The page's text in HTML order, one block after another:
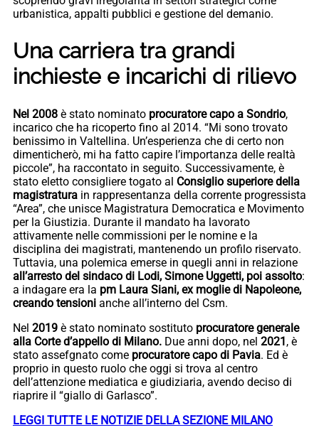
urbanistica, appalti pubblici e gestione del demanio.
Una carriera tra grandi
inchieste e incarichi di rilievo
Nel 2008 è stato nominato procuratore capo a Sondrio,
incarico che ha ricoperto fino al 2014. “Mi sono trovato
benissimo in Valtellina. Un’esperienza che di certo non
dimenticherò, mi ha fatto capire l’importanza delle realtà
piccole”, ha raccontato in seguito. Successivamente, è
stato eletto consigliere togato al Consiglio superiore della
magistratura in rappresentanza della corrente progressista
“Area”, che unisce Magistratura Democratica e Movimento
per la Giustizia. Durante il mandato ha lavorato
attivamente nelle commissioni per le nomine e la
disciplina dei magistrati, mantenendo un profilo riservato.
Tuttavia, una polemica emerse in quegli anni in relazione
all’arresto del sindaco di Lodi, Simone Uggetti, poi assolto:
a indagare era la pm Laura Siani, ex moglie di Napoleone,
creando tensioni anche all’interno del Csm.
Nel 2019 è stato nominato sostituto procuratore generale
alla Corte d’appello di Milano. Due anni dopo, nel 2021, è
stato assefgnato come procuratore capo di Pavia. Ed è
proprio in questo ruolo che oggi si trova al centro
dell’attenzione mediatica e giudiziaria, avendo deciso di
riaprire il “giallo di Garlasco”.
LEGGI TUTTE LE NOTIZIE DELLA SEZIONE MILANO